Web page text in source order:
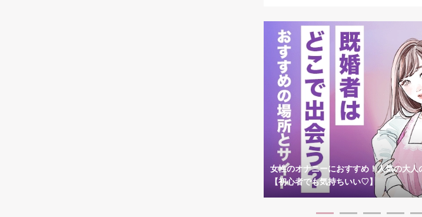
女性のオナニーにおすすめ！人気の大
【初心者でも気持ちいい♡】